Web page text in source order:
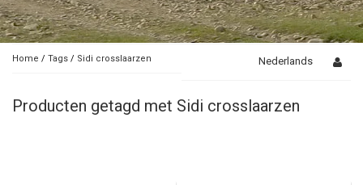
Home / Tags / Sidi crosslaarzen Nederlands
Producten getagd met Sidi crosslaarzen